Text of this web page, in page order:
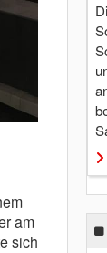
am
sich